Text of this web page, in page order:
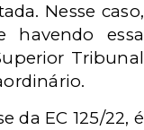
Nesse caso,
havendo essa
Tribunal
da EC 125/22, é